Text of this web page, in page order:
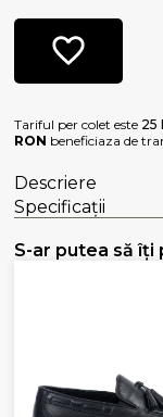
Tariful per colet este 25
RON beneficiaza de
Descriere
Specificații
S-ar putea să îți